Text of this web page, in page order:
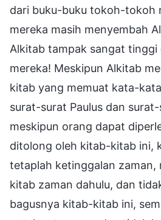
dari buku-buku tokoh-tokoh
mereka masih menyembah
Alkitab tampak sangat tinggi
mereka! Meskipun Alkitab
kitab yang memuat kata-
surat-surat Paulus dan
meskipun orang dapat
ditolong oleh kitab-kitab ini,
tetaplah ketinggalan zaman,
kitab zaman dahulu, dan
bagusnya kitab-kitab ini,